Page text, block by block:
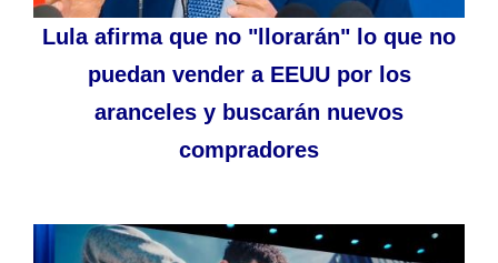
Lula afirma que no "llorarán" lo que no
puedan vender a EEUU por los
aranceles y buscarán nuevos
compradores